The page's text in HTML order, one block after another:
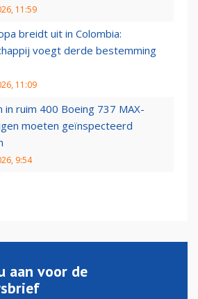
11:59
breidt uit in Colombia:
voegt derde bestemming
11:09
in ruim 400 Boeing 737 MAX-
moeten geïnspecteerd
9:54
aan voor de